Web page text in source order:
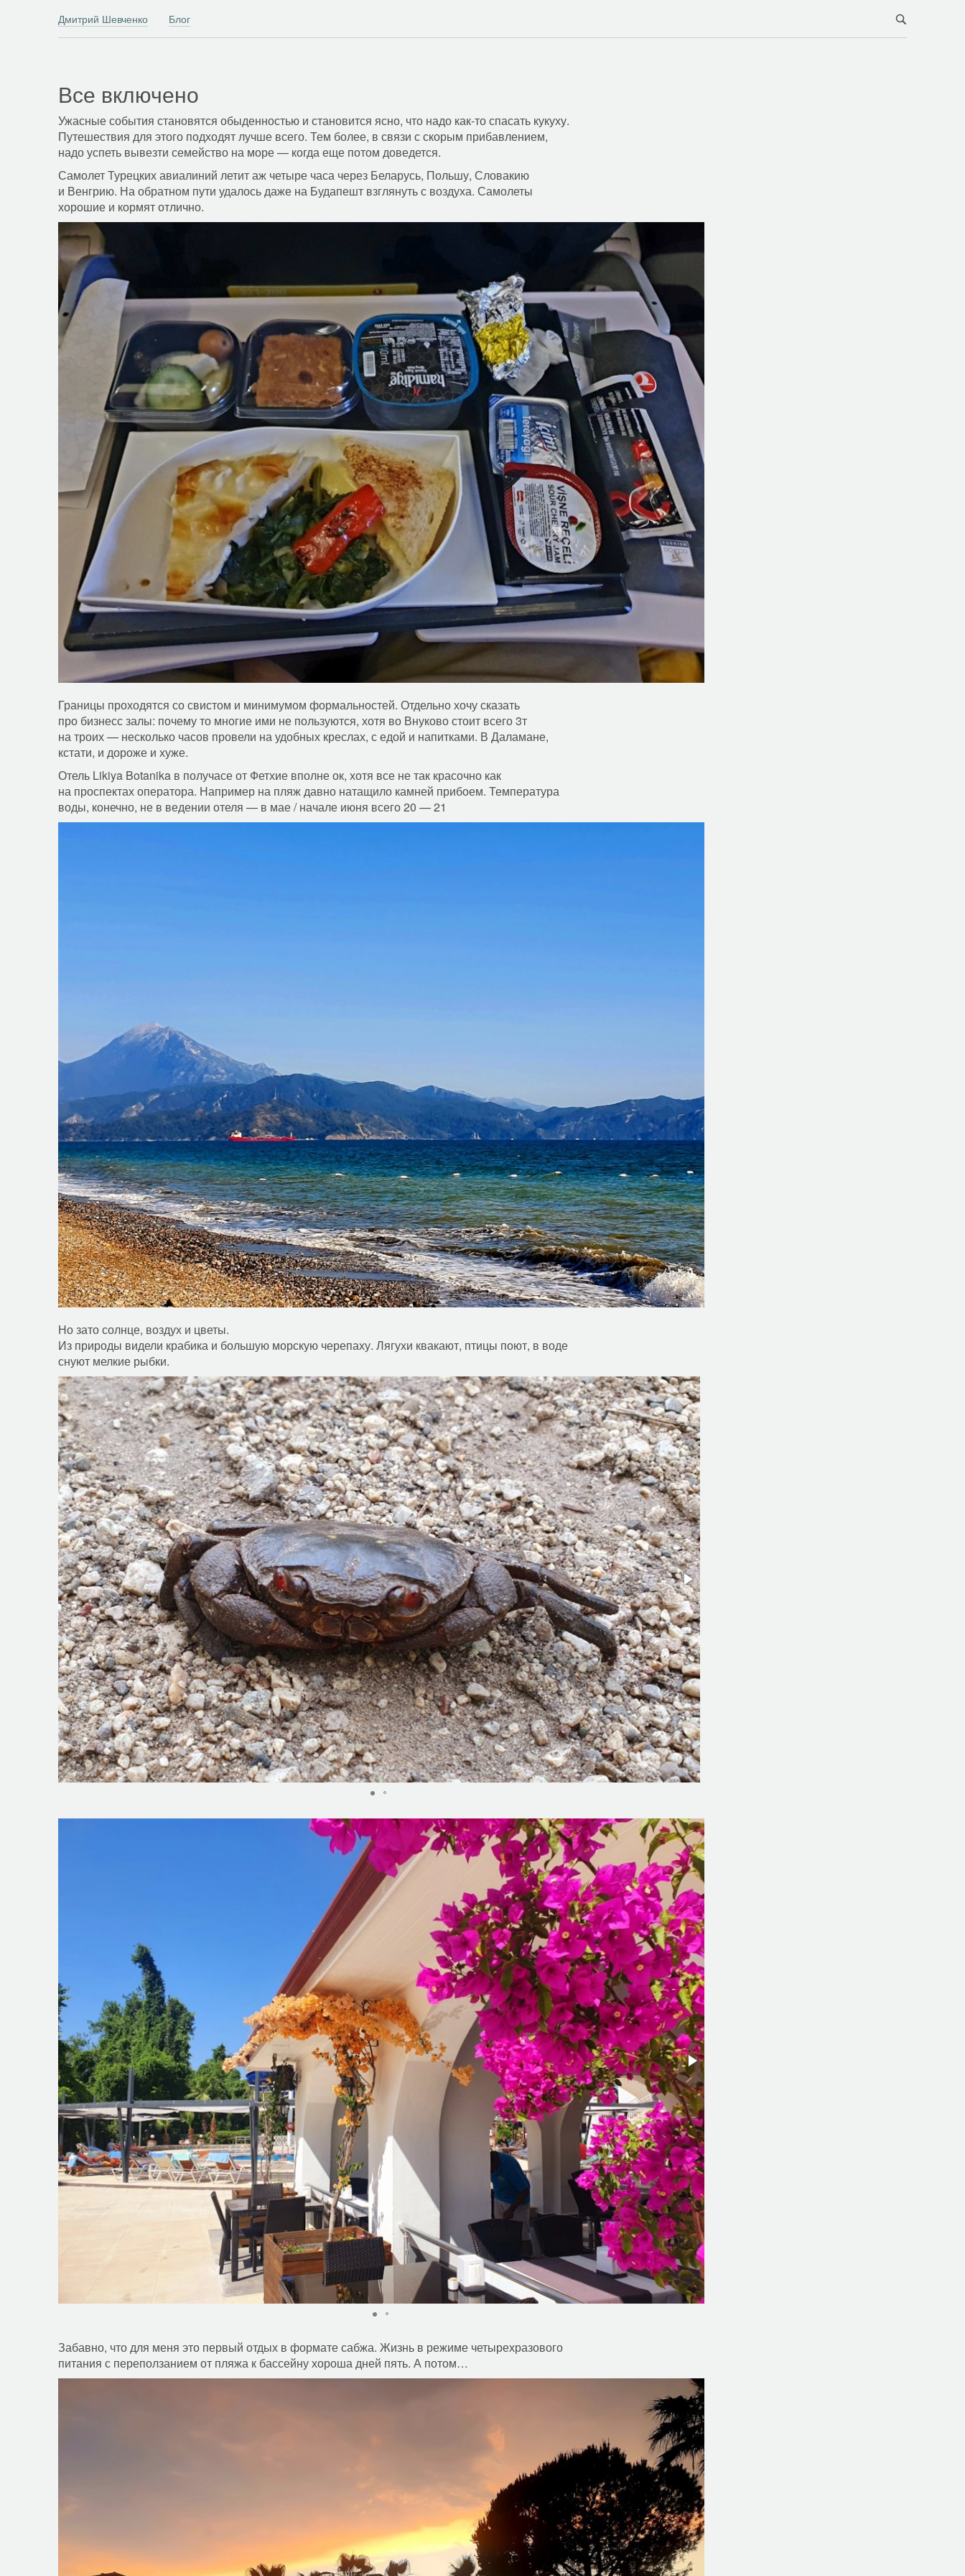
Дмитрий Шевченко Блог
Все включено
Ужасные события становятся обыденностью и становится ясно, что надо как-то спасать кукуху.
Путешествия для этого подходят лучше всего. Тем более, в связи с скорым прибавлением,
надо успеть вывезти семейство на море — когда еще потом доведется.
Самолет Турецких авиалиний летит аж четыре часа через Беларусь, Польшу, Словакию
и Венгрию. На обратном пути удалось даже на Будапешт взглянуть с воздуха. Самолеты
хорошие и кормят отлично.
Границы проходятся со свистом и минимумом формальностей. Отдельно хочу сказать
про бизнесс залы: почему то многие ими не пользуются, хотя во Внуково стоит всего 3т
на троих — несколько часов провели на удобных креслах, с едой и напитками. В Даламане,
кстати, и дороже и хуже.
Отель Likiya Botanika в получасе от Фетхие вполне ок, хотя все не так красочно как
на проспектах оператора. Например на пляж давно натащило камней прибоем. Температура
воды, конечно, не в ведении отеля — в мае / начале июня всего 20 — 21
Но зато солнце, воздух и цветы.
Из природы видели крабика и большую морскую черепаху. Лягухи квакают, птицы поют, в воде
снуют мелкие рыбки.
Забавно, что для меня это первый отдых в формате сабжа. Жизнь в режиме четырехразового
питания с переползанием от пляжа к бассейну хороша дней пять. А потом…